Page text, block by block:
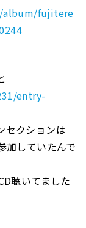
album/fujitere
entry-
セクションは
加していたんで
聴いてました